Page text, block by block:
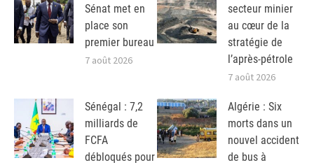
Sénat met en
place son
premier bureau
7 août 2026
secteur minier
au cœur de la
stratégie de
l’après-pétrole
7 août 2026
Sénégal : 7,2
milliards de
FCFA
débloqués pour
Algérie : Six
morts dans un
nouvel accident
de bus à